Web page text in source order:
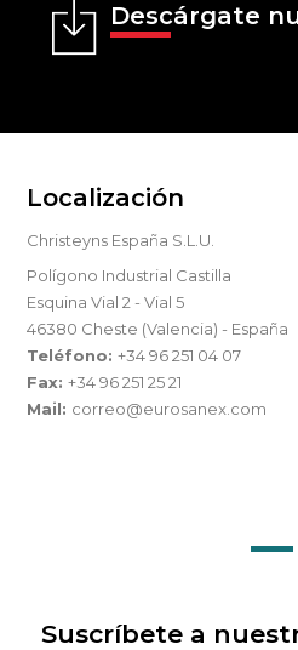
Descárgate
Localización
Christeyns España S.L.U.
Polígono Industrial Castilla
Esquina Vial 2 - Vial 5
46380 Cheste (Valencia) - España
Teléfono:+34 96 251 04 07
Fax:+34 96 251 25 21
Mail: correo@eurosanex.com
Suscríbete a